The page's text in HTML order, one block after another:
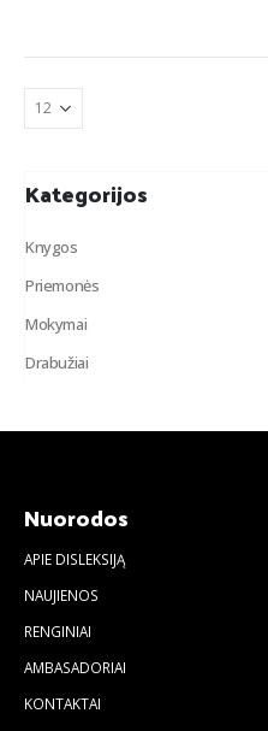
Kategorijos
Knygos
Priemonės
Mokymai
Drabužiai
Nuorodos
APIE DISLEKSIJĄ
NAUJIENOS
RENGINIAI
AMBASADORIAI
KONTAKTAI